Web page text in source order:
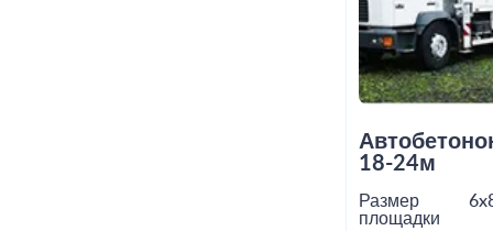
18-24м
Размер
площадки